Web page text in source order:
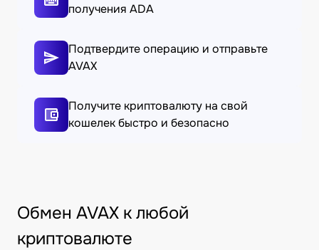
получения ADA
Подтвердите операцию и отправьте
AVAX
Получите криптовалюту на свой
кошелек быстро и безопасно
Обмен AVAX к любой
криптовалюте